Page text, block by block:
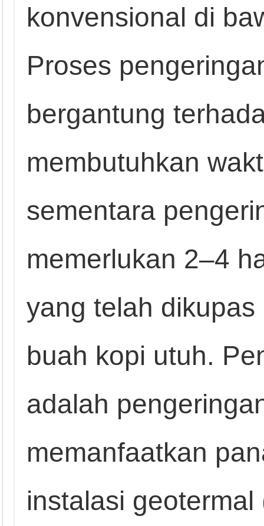
konvensional di
Proses
bergantung
membutuhkan
sementara
memerlukan 2–4
yang telah
buah kopi utuh.
adalah
memanfaatkan
instalasi